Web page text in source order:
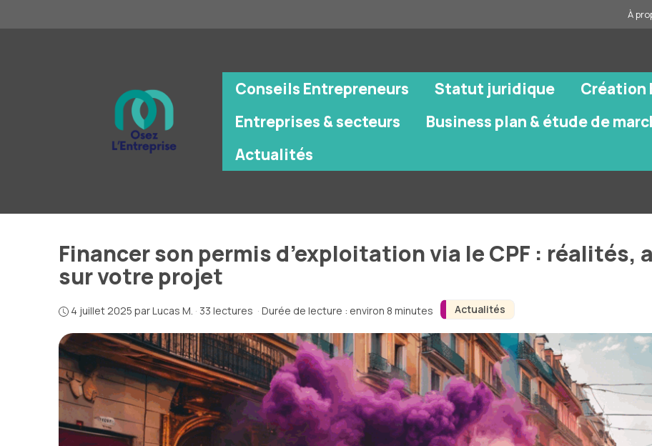
au
À
Conseils Entrepreneurs Statut juridique
Création
Entreprises & secteurs
Business plan & étude de
Actualités
Actualités
Financer son permis d’exploitation via le CPF :
sur votre projet
4 juillet 2025 parLucas M. · 33 lectures · Durée de lecture : environ 8 minutes